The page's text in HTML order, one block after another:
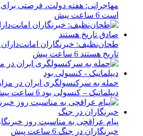
مهاجرانی: هفته دولت، فرصتی
است 6 ساعت پیش
طحان‌نظیف: خبرنگاران
تاریخ‌ هستند 6 ساعت پیش
حمله به سرکنسولگری ایران در
دیپلماتیک – کنسولی بود 6 ساعت پیش
پیام عراقچی به مناسبت روز
خبرنگاران در جنگ 6 ساعت پیش